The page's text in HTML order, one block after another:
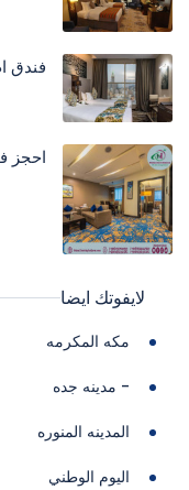
فندق
احجز
لايفوتك ايضا
مكه المكرمه
- مدينه جده
المدينه المنوره
اليوم الوطني